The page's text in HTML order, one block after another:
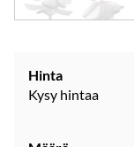
Hinta
Kysy hintaa